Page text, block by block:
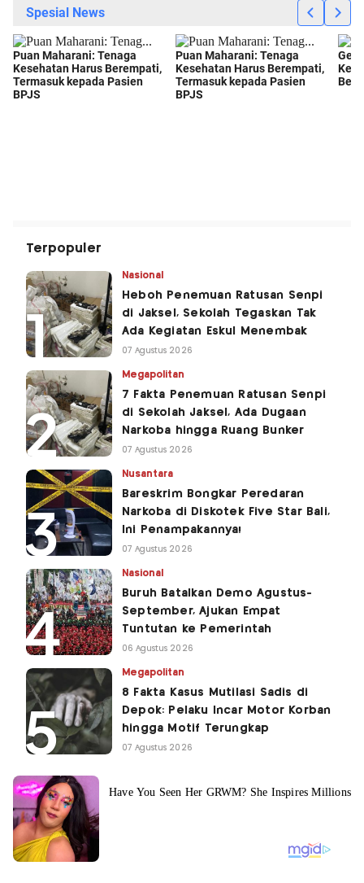
Terpopuler
Nasional
Heboh Penemuan Ratusan Senpi
di Jaksel, Sekolah Tegaskan Tak
Ada Kegiatan Eskul Menembak
07 Agustus 2026
Megapolitan
7 Fakta Penemuan Ratusan Senpi
di Sekolah Jaksel, Ada Dugaan
Narkoba hingga Ruang Bunker
07 Agustus 2026
Nusantara
Bareskrim Bongkar Peredaran
Narkoba di Diskotek Five Star Bali,
Ini Penampakannya!
07 Agustus 2026
Nasional
Buruh Batalkan Demo Agustus-
September, Ajukan Empat
Tuntutan ke Pemerintah
06 Agustus 2026
Megapolitan
8 Fakta Kasus Mutilasi Sadis di
Depok: Pelaku Incar Motor Korban
hingga Motif Terungkap
07 Agustus 2026